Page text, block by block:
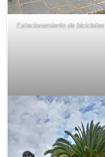
Estacionamiento de bicicletas